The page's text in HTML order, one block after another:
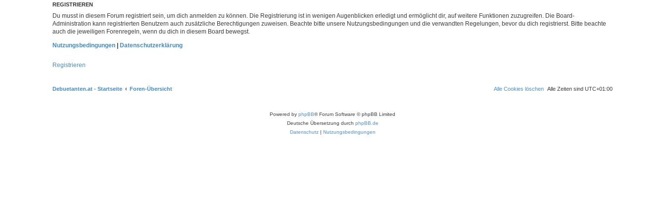
REGISTRIEREN
Du musst in diesem Forum registriert sein, um dich anmelden zu können. Die Registrierung ist in wenigen Augenblicken erledigt und ermöglicht dir, auf weitere Funktionen zuzugreifen. Die Board-
Administration kann registrierten Benutzern auch zusätzliche Berechtigungen zuweisen. Beachte bitte unsere Nutzungsbedingungen und die verwandten Regelungen, bevor du dich registrierst. Bitte beachte
auch die jeweiligen Forenregeln, wenn du dich in diesem Board bewegst.
Nutzungsbedingungen
Datenschutzerklärung
Registrieren
Debuetanten.at - Startseite Foren-Übersicht Alle Zeiten sind UTC+01:00
Alle Cookies löschen
Powered by phpBB® Forum Software © phpBB Limited
Deutsche Übersetzung durch phpBB.de
Datenschutz| Nutzungsbedingungen